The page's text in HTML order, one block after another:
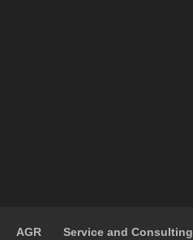
AGR Service and Consulting